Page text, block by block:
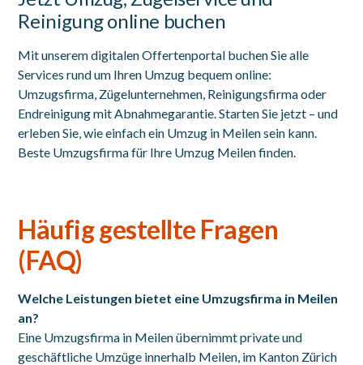
Reinigung online buchen
Mit unserem digitalen Offertenportal buchen Sie alle
Services rund um Ihren Umzug bequem online:
Umzugsfirma, Zügelunternehmen, Reinigungsfirma oder
Endreinigung mit Abnahmegarantie. Starten Sie jetzt – und
erleben Sie, wie einfach ein Umzug in Meilen sein kann.
Beste Umzugsfirma für Ihre Umzug Meilen finden.
Häufig gestellte Fragen
(FAQ)
Welche Leistungen bietet eine Umzugsfirma in Meilen
an?
Eine Umzugsfirma in Meilen übernimmt private und
geschäftliche Umzüge innerhalb Meilen, im Kanton Zürich